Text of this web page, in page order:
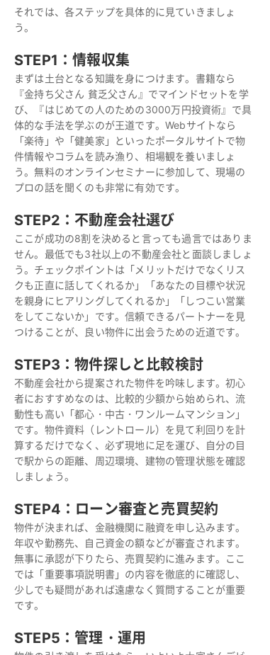
それでは、各ステップを具体的に見ていきましょ
う。
STEP1：情報収集
まずは土台となる知識を身につけます。書籍なら
『金持ち父さん 貧乏父さん』でマインドセットを学
び、『はじめての人のための3000万円投資術』で具
体的な手法を学ぶのが王道です。Webサイトなら
「楽待」や「健美家」といったポータルサイトで物
件情報やコラムを読み漁り、相場観を養いましょ
う。無料のオンラインセミナーに参加して、現場の
プロの話を聞くのも非常に有効です。
STEP2：不動産会社選び
ここが成功の8割を決めると言っても過言ではありま
せん。最低でも3社以上の不動産会社と面談しましょ
う。チェックポイントは「メリットだけでなくリス
クも正直に話してくれるか」「あなたの目標や状況
を親身にヒアリングしてくれるか」「しつこい営業
をしてこないか」です。信頼できるパートナーを見
つけることが、良い物件に出会うための近道です。
STEP3：物件探しと比較検討
不動産会社から提案された物件を吟味します。初心
者におすすめなのは、比較的少額から始められ、流
動性も高い「都心・中古・ワンルームマンション」
です。物件資料（レントロール）を見て利回りを計
算するだけでなく、必ず現地に足を運び、自分の目
で駅からの距離、周辺環境、建物の管理状態を確認
しましょう。
STEP4：ローン審査と売買契約
物件が決まれば、金融機関に融資を申し込みます。
年収や勤務先、自己資金の額などが審査されます。
無事に承認が下りたら、売買契約に進みます。ここ
では「重要事項説明書」の内容を徹底的に確認し、
少しでも疑問があれば遠慮なく質問することが重要
です。
STEP5：管理・運用